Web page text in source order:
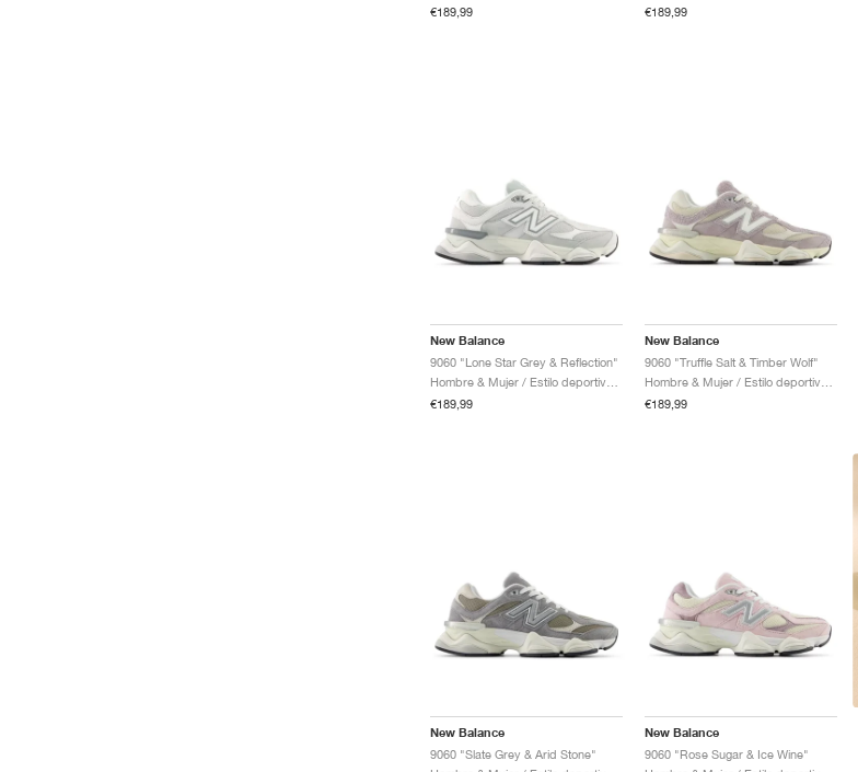
€189,99
€189,99
New Balance
9060 "Lone Star Grey & Reflection"
€189,99
New Balance
9060 "Truffle Salt & Timber Wolf"
€189,99
New Balance
9060 "Slate Grey & Arid Stone"
New Balance
9060 "Rose Sugar & Ice Wine"